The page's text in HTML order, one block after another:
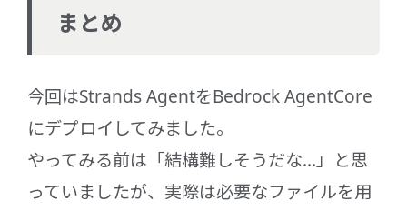
まとめ
今回はStrands AgentをBedrock AgentCore
にデプロイしてみました。
やってみる前は「結構難しそうだな...」と思
っていましたが、実際は必要なファイルを用